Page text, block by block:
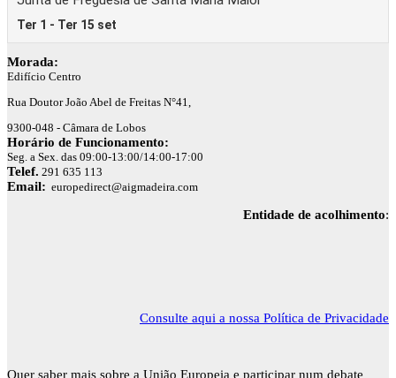
Morada:
Edifício Centro
Rua Doutor João Abel de Freitas N°41,
9300-048 - Câmara de Lobos
Horário de Funcionamento:
Seg. a Sex. das 09:00-13:00/14:00-17:00
Telef. 291 635 113
Email: europedirect@aigmadeira.com
Entidade de acolhimento:
Consulte aqui a nossa Política de Privacidade
Quer saber mais sobre a União Europeia e participar num debate